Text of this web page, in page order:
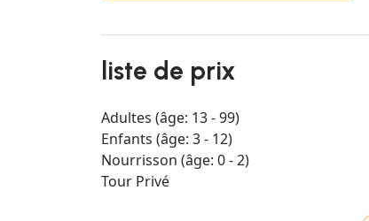
liste de prix
Adultes (âge: 13 - 99)
Enfants (âge: 3 - 12)
Nourrisson (âge: 0 - 2)
Tour Privé